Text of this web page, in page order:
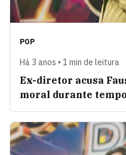
POP
Há 3 anos • 1 min de leitura
Ex-diretor acusa
moral durante